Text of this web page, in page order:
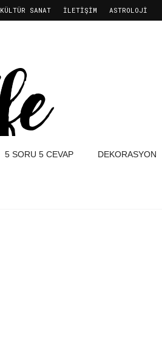
KÜLTÜR SANAT İLETIŞIM ASTROLOJİ
5 SORU 5 CEVAP DEKORASYON